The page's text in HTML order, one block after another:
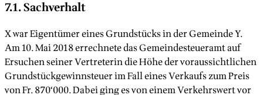
7.1. Sachverhalt
X war Eigentümer eines Grundstücks in der Gemeinde Y.
Am 10. Mai 2018 errechnete das Gemeindesteueramt auf
Ersuchen seiner Vertreterin die Höhe der voraussichtlichen
Grundstückgewinnsteuer im Fall eines Verkaufs zum Preis
von Fr. 870‘000. Dabei ging es von einem Verkehrswert vor